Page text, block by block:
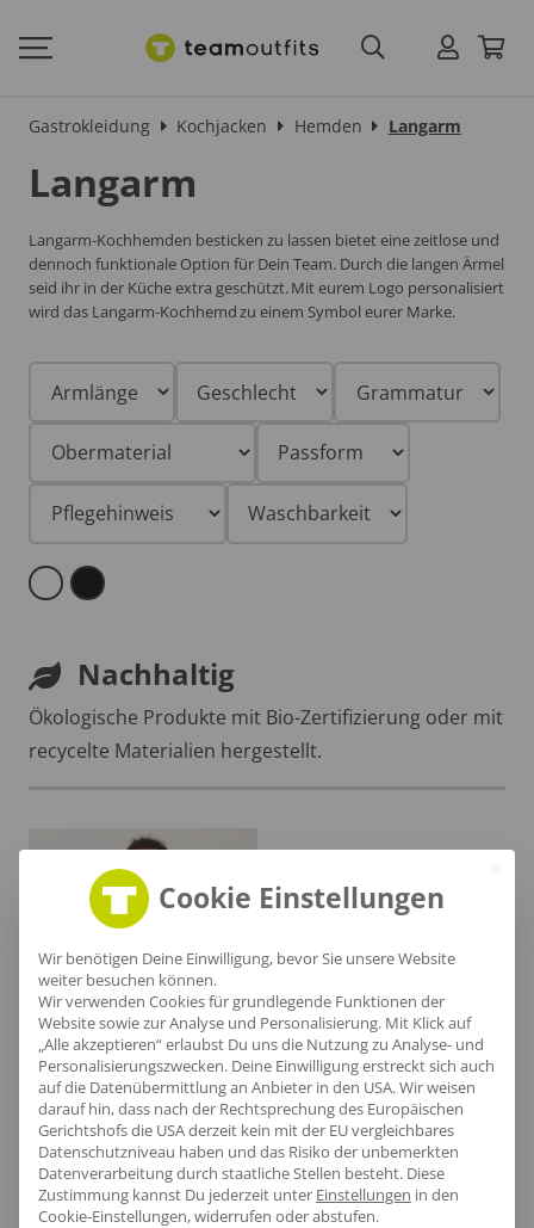
Gastrokleidung Kochjacken Hemden Langarm
Langarm
Langarm-Kochhemden besticken zu lassen bietet eine zeitlose und
dennoch funktionale Option für Dein Team. Durch die langen Ärmel
seid ihr in der Küche extra geschützt. Mit eurem Logo personalisiert
wird das Langarm-Kochhemdzu einem Symbol eurer Marke.
Nachhaltig
Ökologische Produkte mit Bio-Zertifizierung oder mit
recycelte Materialien hergestellt.
Herren Kochhemd Nuda
ab76,50€ /Stk.
Cookie Einstellungen
Wir benötigen Deine Einwilligung, bevor Sie unsere Website
weiter besuchen können.
Wir verwenden Cookies für grundlegende Funktionen der
Website sowie zur Analyse und Personalisierung. Mit Klick auf
„Alle akzeptieren“ erlaubst Du uns die Nutzung zu Analyse- und
Personalisierungszwecken. Deine Einwilligung erstreckt sich auch
auf die Datenübermittlung an Anbieter in den USA. Wir weisen
darauf hin, dass nach der Rechtsprechung des Europäischen
Gerichtshofs die USA derzeit kein mit der EU vergleichbares
Datenschutzniveau haben und das Risiko der unbemerkten
Datenverarbeitung durch staatliche Stellen besteht. Diese
Zustimmung kannst Du jederzeit unter Einstellungen in den
Cookie-Einstellungen, widerrufen oder abstufen.